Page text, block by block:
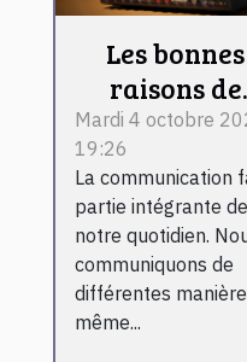
Les bonnes
raisons de
choisir une
école de
Mardi 4 octobre
19:26
La communication
partie intégrante de
notre quotidien.
communiquons de
différentes
même...